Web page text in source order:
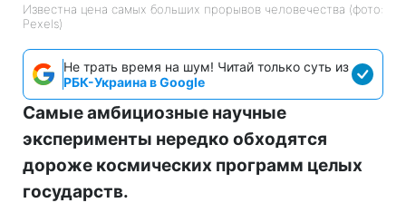
Известна цена самых больших прорывов человечества (фото:
Pexels)
Не трать время на шум! Читай только суть из
РБК-Украина в Google
Самые амбициозные научные
эксперименты нередко обходятся
дороже космических программ целых
государств.